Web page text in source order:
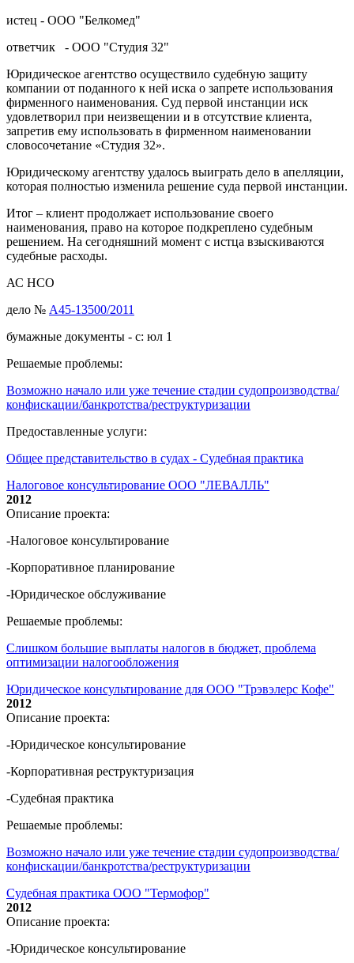
истец - ООО "Белкомед"
ответчик - ООО "Студия 32"
Юридическое агентство осуществило судебную защиту
компании от поданного к ней иска о запрете использования
фирменного наименования. Суд первой инстанции иск
удовлетворил при неизвещении и в отсутствие клиента,
запретив ему использовать в фирменном наименовании
словосочетание «Студия 32».
Юридическому агентству удалось выиграть дело в апелляции,
которая полностью изменила решение суда первой инстанции.
Итог – клиент продолжает использование своего
наименования, право на которое подкреплено судебным
решением. На сегодняшний момент с истца взыскиваются
судебные расходы.
АС НСО
дело № А45-13500/2011
бумажные документы - с: юл 1
Решаемые проблемы:
Возможно начало или уже течение стадии судопроизводства/
конфискации/банкротства/реструктуризации
Предоставленные услуги:
Общее представительство в судах - Судебная практика
Налоговое консультирование ООО "ЛЕВАЛЛЬ"
2012
Описание проекта:
-Налоговое консультирование
-Корпоративное планирование
-Юридическое обслуживание
Решаемые проблемы:
Слишком большие выплаты налогов в бюджет, проблема
оптимизации налогообложения
Юридическое консультирование для ООО "Трэвэлерс Кофе"
2012
Описание проекта:
-Юридическое консультирование
-Корпоративная реструктуризация
-Судебная практика
Решаемые проблемы:
Возможно начало или уже течение стадии судопроизводства/
конфискации/банкротства/реструктуризации
Судебная практика ООО "Термофор"
2012
Описание проекта:
-Юридическое консультирование